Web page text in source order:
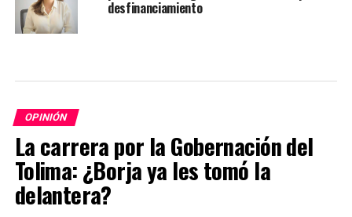
desfinanciamiento
OPINIÓN
La carrera por la Gobernación del
Tolima: ¿Borja ya les tomó la
delantera?